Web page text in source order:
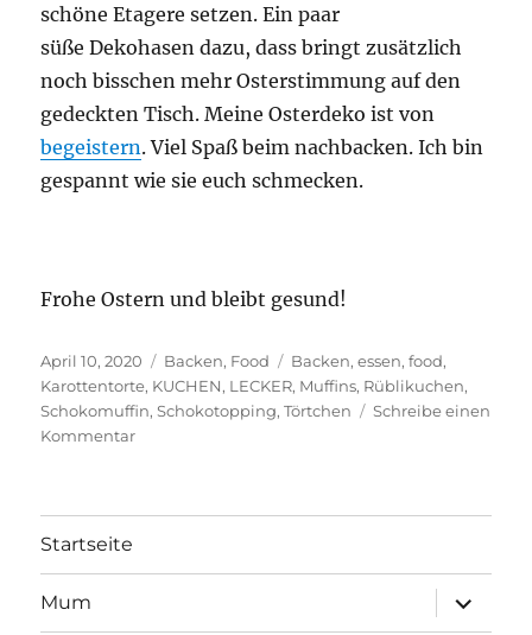
schöne Etagere setzen. Ein paar
süße Dekohasen dazu, dass bringt zusätzlich
noch bisschen mehr Osterstimmung auf den
gedeckten Tisch. Meine Osterdeko ist von
begeistern. Viel Spaß beim nachbacken. Ich bin
gespannt wie sie euch schmecken.
Frohe Ostern und bleibt gesund!
Veröffentlicht
am
April 10, 2020 Kategorien
Backen, Food Schlagwörter
Backen,essen,food,
Karottentorte, KUCHEN, LECKER, Muffins, Rüblikuchen,
Schokomuffin,Schokotopping,Törtchen
Schreibe einen
Kommentarzu
Startseite
Mum
öffnen